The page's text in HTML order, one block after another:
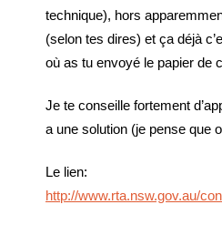
technique), hors
(selon tes dires) et ça déjà
où as tu envoyé le papier de
Je te conseille fortement
a une solution (je pense que
Le lien:
http://www.rta.nsw.gov.au/